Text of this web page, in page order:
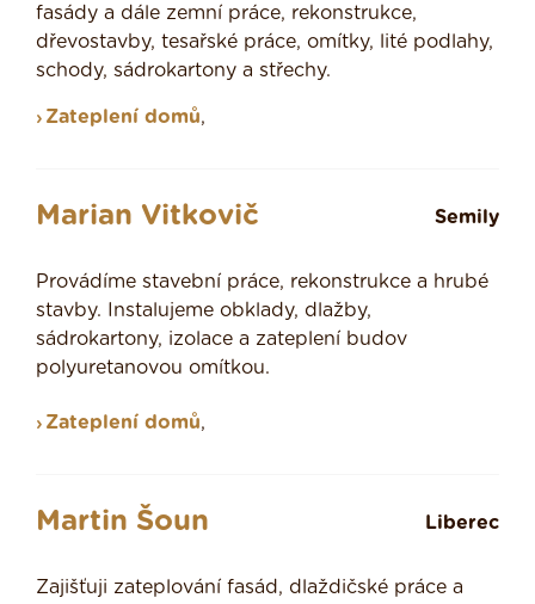
fasády a dále zemní práce, rekonstrukce,
dřevostavby, tesařské práce, omítky, lité podlahy,
schody, sádrokartony a střechy.
Zateplení domů,
Marian Vitkovič Semily
Provádíme stavební práce, rekonstrukce a hrubé
stavby. Instalujeme obklady, dlažby,
sádrokartony, izolace a zateplení budov
polyuretanovou omítkou.
Zateplení domů,
Martin Šoun Liberec
Zajišťuji zateplování fasád, dlaždičské práce a